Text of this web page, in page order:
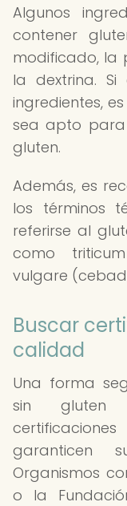
Algunos
contener
modificado, la
la dextrina.
ingredientes,
sea apto para
gluten.
Además, es
los términos
referirse al
como
vulgare
Buscar
calidad
Una forma
sin gluten
garanticen
Organismos
o la